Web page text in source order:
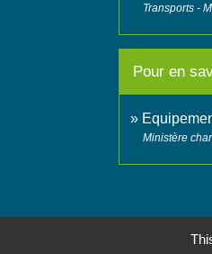
Transports -
Pour en
Ministère